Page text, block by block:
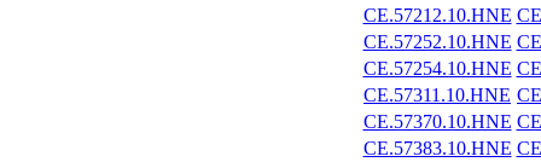
CE.57212.10.HNE
CE.57252.10.HNE
CE.57254.10.HNE
CE.57311.10.HNE
CE.57370.10.HNE
CE.57383.10.HNE